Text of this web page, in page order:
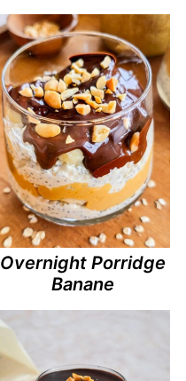
Overnight Porridge
Banane